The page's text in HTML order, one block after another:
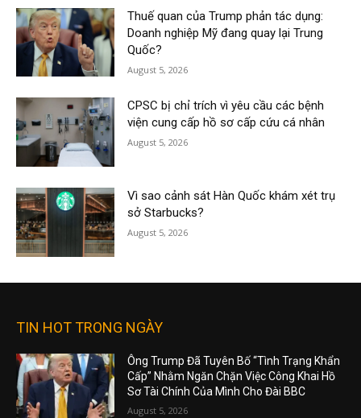
Thuế quan của Trump phản tác dụng:
Doanh nghiệp Mỹ đang quay lại Trung
Quốc?
August 5, 2026
CPSC bị chỉ trích vì yêu cầu các bệnh
viện cung cấp hồ sơ cấp cứu cá nhân
August 5, 2026
Vì sao cảnh sát Hàn Quốc khám xét trụ
sở Starbucks?
August 5, 2026
TIN HOT TRONG NGÀY
Ông Trump Đã Tuyên Bố “Tình Trạng Khẩn
Cấp” Nhằm Ngăn Chặn Việc Công Khai Hồ
Sơ Tài Chính Của Mình Cho Đài BBC
August 5, 2026